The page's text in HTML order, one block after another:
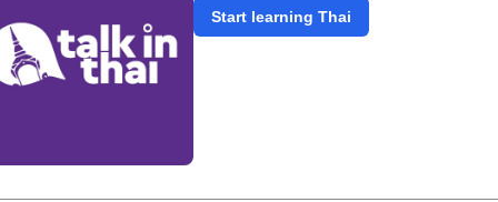
Start learning Thai